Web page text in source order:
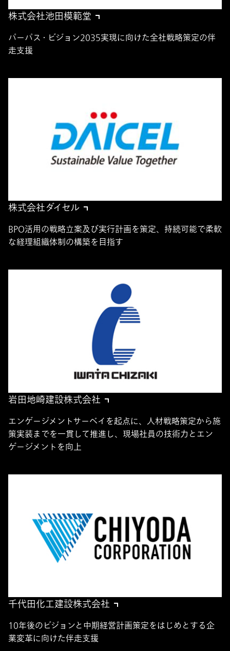
株式会社池田模範堂
パーパス・ビジョン2035実現に向けた全社戦略策定の伴
走支援
株式会社ダイセル
BPO活用の戦略立案及び実行計画を策定、持続可能で柔軟
な経理組織体制の構築を目指す
岩田地崎建設株式会社
エンゲージメントサーベイを起点に、人材戦略策定から施
策実装までを一貫して推進し、現場社員の技術力とエン
ゲージメントを向上
千代田化工建設株式会社
10年後のビジョンと中期経営計画策定をはじめとする企
業変革に向けた伴走支援